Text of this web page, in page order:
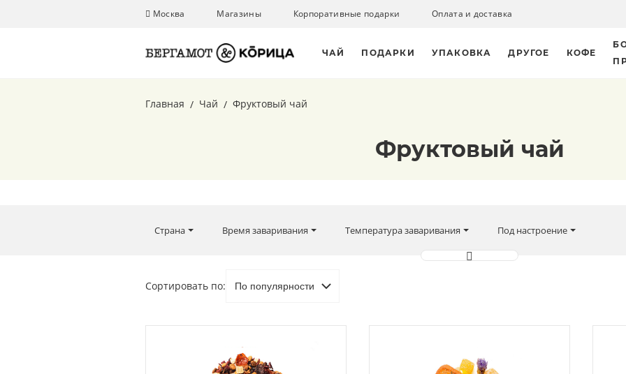
Москва Магазины Корпоративные подарки Оплата и доставка
ЧАЙ ПОДАРКИ УПАКОВКА ДРУГОЕ КОФЕ
Главная Чай Фруктовый чай
Фруктовый чай
Страна Время заваривания Температура заваривания Под настроение
Сортировать по: